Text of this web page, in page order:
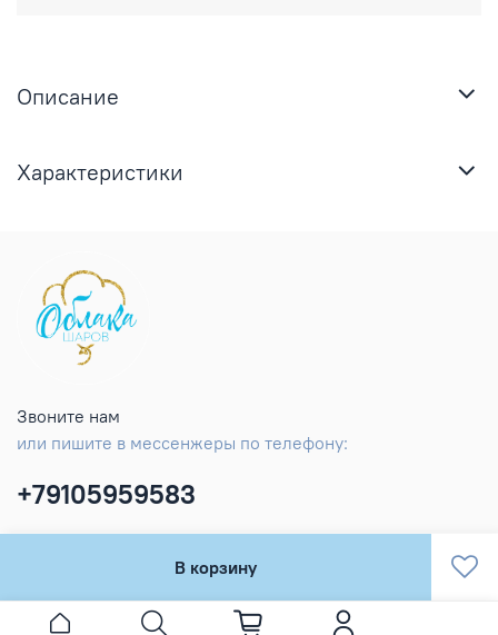
В корзину
Описание
Характеристики
Звоните нам
или пишите в мессенжеры по телефону:
+79105959583